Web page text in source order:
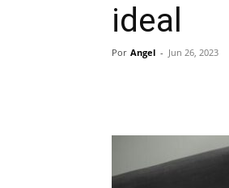
ideal
Por Angel - Jun 26, 2023